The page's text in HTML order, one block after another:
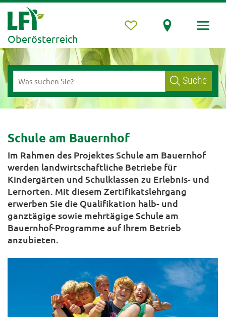
Oberösterreich
Suche
Schule am Bauernhof
Im Rahmen des Projektes Schule am Bauernhof
werden landwirtschaftliche Betriebe für
Kindergärten und Schulklassen zu Erlebnis- und
Lernorten. Mit diesem Zertifikatslehrgang
erwerben Sie die Qualifikation halb- und
ganztägige sowie mehrtägige Schule am
Bauernhof-Programme auf Ihrem Betrieb
anzubieten.